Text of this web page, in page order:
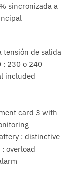
sincronizada a
tensión de salida
: 230 o 240
included
card 3 with
: distinctive
overload